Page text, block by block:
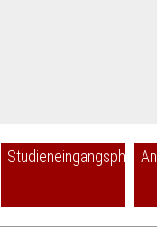
Studieneingangsphase